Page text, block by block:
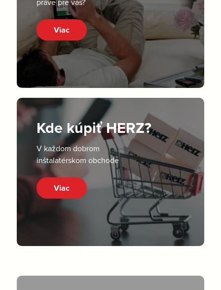
Viac
Kde kúpiť HERZ?
V každom dobrom
inštalatérskom obchode
Viac